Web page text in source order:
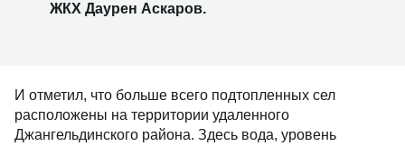
ЖКХ Даурен Аскаров.
И отметил, что больше всего подтопленных сел
расположены на территории удаленного
Джангельдинского района. Здесь вода, уровень